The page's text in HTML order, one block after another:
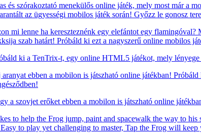
és szórakoztató menekülős online játék, mely most már a
az ügyességi mobilos játék során! Győzz le gonosz
mi lenne ha kereszteznénk egy elefántot egy
szab határt! Próbáld ki ezt a nagyszerű online mobilos
ki a TenTrix-t, egy online HTML5 játékot, mely
ebben a mobilon is játszható online játékban!
a szovjet erőket ebben a mobilon is játszható online
to help the Frog jump, paint and spacewalk the way to
to play yet challenging to master, Tap the Frog will keep